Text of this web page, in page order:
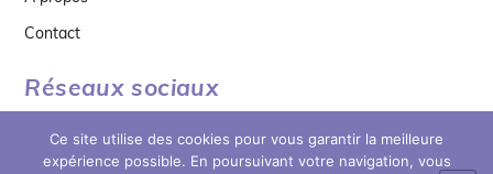
Contact
Réseaux sociaux
Ce site utilise des cookies pour vous garantir la meilleure
expérience possible. En poursuivant votre navigation, vous